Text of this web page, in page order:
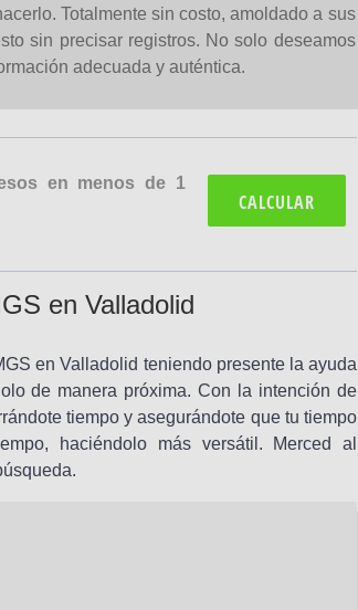
Totalmente sin costo, amoldado a sus
sin precisar registros. No solo deseamos
adecuada y auténtica.
en menos de 1
CALCULAR
en Valladolid
en Valladolid teniendo presente la ayuda
de manera próxima. Con la intención de
tiempo y asegurándote que tu tiempo
haciéndolo más versátil. Merced al